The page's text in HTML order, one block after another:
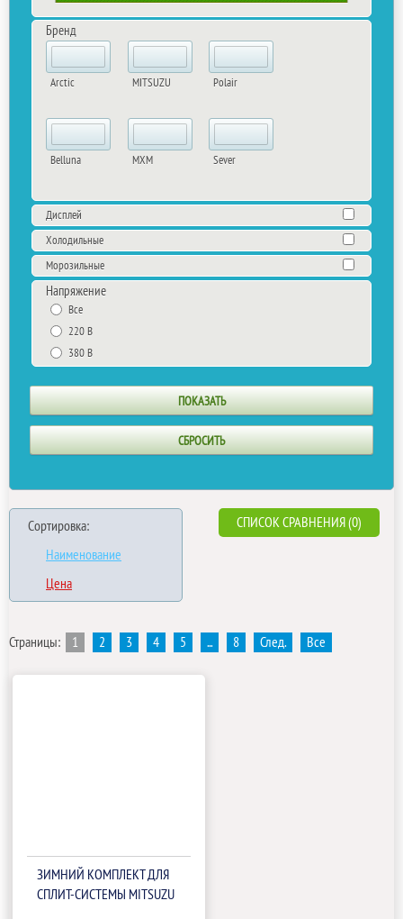
Бренд
Arctic
Belluna
MITSUZU
MXM
Polair
Sever
Дисплей
Холодильные
Морозильные
Напряжение
Все
220 В
380 В
Сортировка:
Наименование
Цена
СПИСОК СРАВНЕНИЯ (0)
Страницы: 1 2 3 4 5 ... 8 След. Все
ЗИМНИЙ КОМПЛЕКТ ДЛЯ
СПЛИТ-СИСТЕМЫ MITSUZU